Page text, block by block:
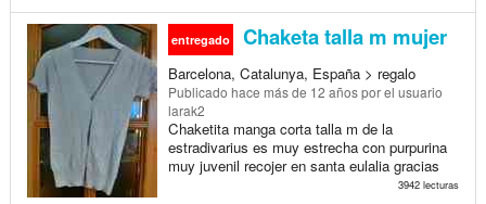
entregado Chaketa talla m mujer
Barcelona, Catalunya, España > regalo
Publicado hace más de 12 añospor el usuario
larak2
Chaketita manga corta talla m de la
estradivarius es muy estrecha con purpurina
muy juvenil recojer en santa eulalia gracias
3942 lecturas